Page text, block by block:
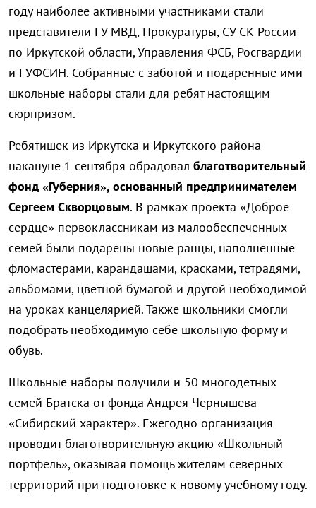
году наиболее активными участниками стали
представители ГУ МВД, Прокуратуры, СУ СК России
по Иркутской области, Управления ФСБ, Росгвардии
и ГУФСИН. Собранные с заботой и подаренные ими
школьные наборы стали для ребят настоящим
сюрпризом.
Ребятишек из Иркутска и Иркутского района
накануне 1 сентября обрадовал благотворительный
фонд «Губерния», основанный предпринимателем
Сергеем Скворцовым. В рамках проекта «Доброе
сердце» первоклассникам из малообеспеченных
семей были подарены новые ранцы, наполненные
фломастерами, карандашами, красками, тетрадями,
альбомами, цветной бумагой и другой необходимой
на уроках канцелярией. Также школьники смогли
подобрать необходимую себе школьную форму и
обувь.
Школьные наборы получили и 50 многодетных
семей Братска от фонда Андрея Чернышева
«Сибирский характер». Ежегодно организация
проводит благотворительную акцию «Школьный
портфель», оказывая помощь жителям северных
территорий при подготовке к новому учебному году.